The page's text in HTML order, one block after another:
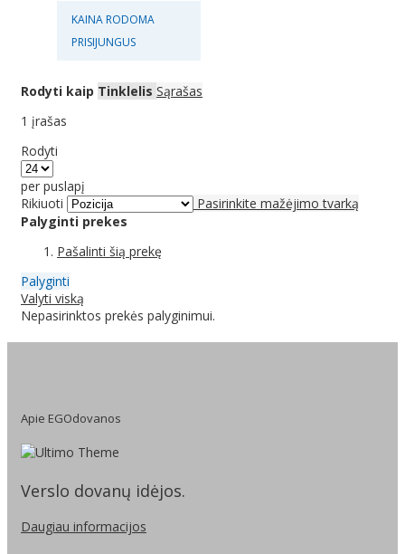
KAINA RODOMA
PRISIJUNGUS
Rodyti kaip Tinklelis Sąrašas
1 įrašas
Rodyti
per puslapį
Rikiuoti
Pasirinkite mažėjimo tvarką
Palyginti prekes
Pašalinti šią prekę
Palyginti
Valyti viską
Nepasirinktos prekės palyginimui.
Apie EGOdovanos
Verslo dovanų idėjos.
Daugiau informacijos